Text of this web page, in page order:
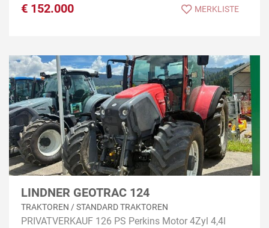
€ 152.000 MERKLISTE
LINDNER GEOTRAC 124
TRAKTOREN / STANDARD TRAKTOREN
PRIVATVERKAUF 126 PS Perkins Motor 4Zyl 4,4l